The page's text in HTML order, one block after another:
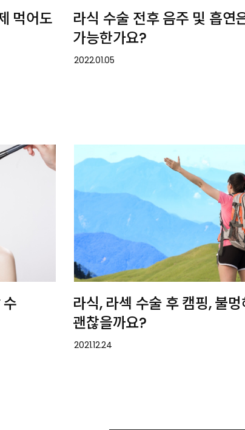
먹어도
라식 수술 전후 음주 및 흡연
가능한가요?
2022.01.05
라식, 라섹 수술 후 캠핑, 불
괜찮을까요?
2021.12.24